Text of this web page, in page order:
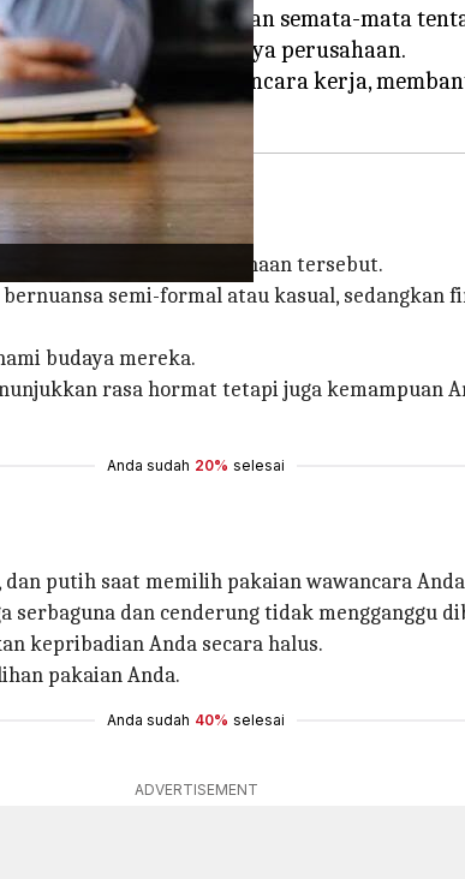
awal ini. Faktor ini bukan semata-mata
dengan budaya perusahaan.
cerdas untuk wawancara kerja,
dalam perusahaan tersebut.
semi-formal atau kasual,
budaya mereka.
rasa hormat tetapi juga kemampuan
Anda sudah 20% selesai
putih saat memilih pakaian wawancara
dan cenderung tidak mengganggu
kepribadian Anda secara halus.
pakaian Anda.
Anda sudah 40% selesai
ADVERTISEMENT